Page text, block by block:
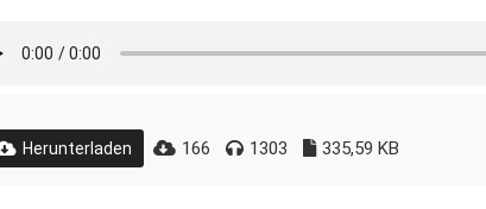
Herunterladen 166 1303 335,59 KB